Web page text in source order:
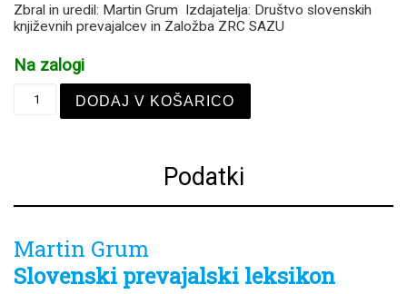
Zbral in uredil: Martin Grum Izdajatelja: Društvo slovenskih
književnih prevajalcev in Založba ZRC SAZU
Na zalogi
Martin Grum količina
DODAJ V KOŠARICO
Podatki
Martin Grum
Slovenski prevajalski leksikon